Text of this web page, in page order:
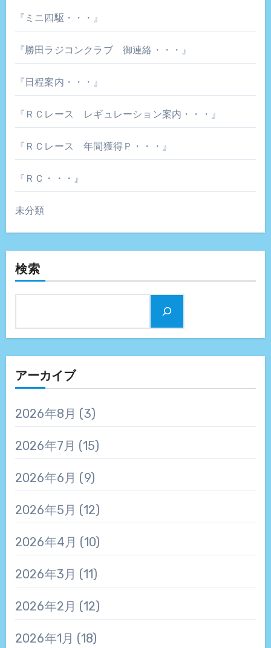
『ミニ四駆・・・』
『勝田ラジコンクラブ 御連絡・・・』
『日程案内・・・』
『ＲＣレース レギュレーション案内・・・』
『ＲＣレース 年間獲得Ｐ・・・』
『ＲＣ・・・』
未分類
検索
アーカイブ
2026年8月 (3)
2026年7月 (15)
2026年6月 (9)
2026年5月 (12)
2026年4月 (10)
2026年3月 (11)
2026年2月 (12)
2026年1月 (18)